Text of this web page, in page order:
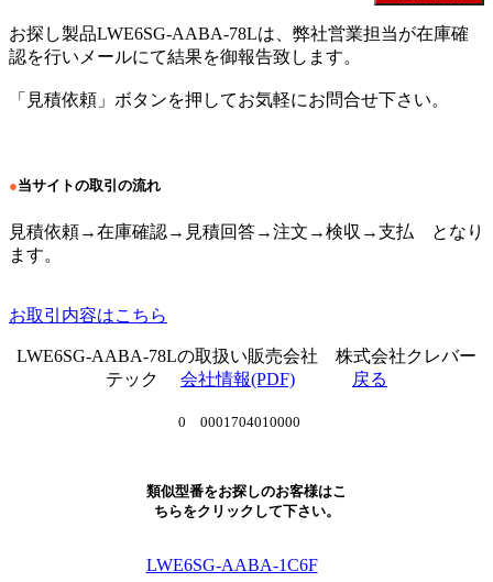
お探し製品LWE6SG-AABA-78Lは、弊社営業担当が在庫確
認を行いメールにて結果を御報告致します。
「見積依頼」ボタンを押してお気軽にお問合せ下さい。
●当サイトの取引の流れ
見積依頼→在庫確認→見積回答→注文→検収→支払 となり
ます。
お取引内容はこちら
LWE6SG-AABA-78Lの取扱い販売会社 株式会社クレバー
テック 会社情報(PDF) 戻る
0 0001704010000
類似型番をお探しのお客様はこ
ちらをクリックして下さい。
LWE6SG-AABA-1C6F